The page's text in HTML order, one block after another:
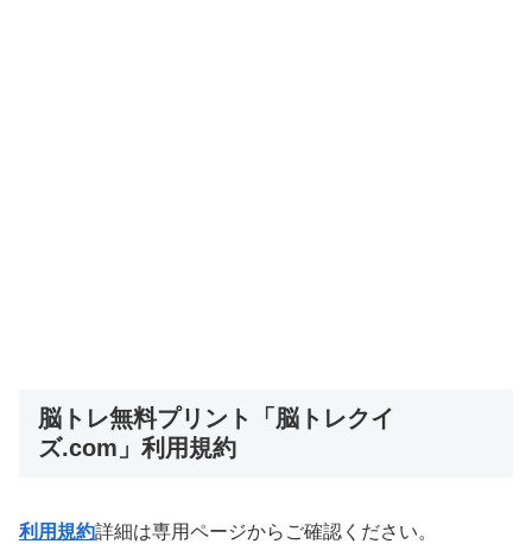
脳トレ無料プリント「脳トレクイ
ズ.com」利用規約
利用規約詳細は専用ページからご確認ください。